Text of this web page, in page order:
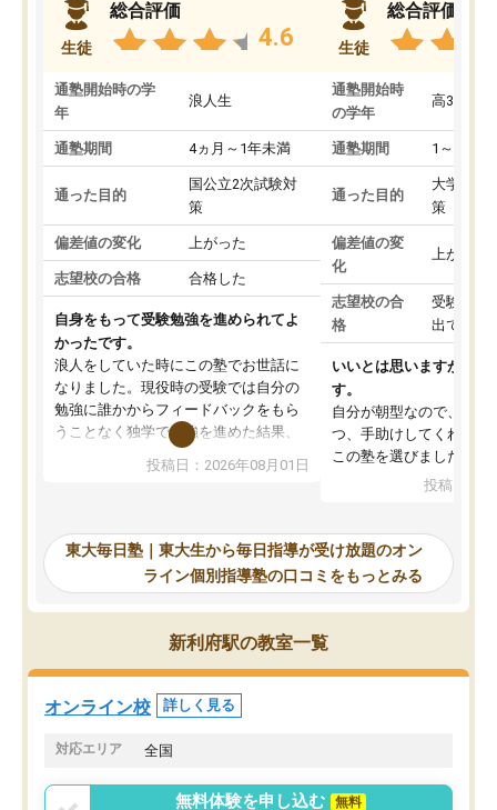
生徒
総合評価
4.6
通塾開始時の学
年
浪人生
通塾期間 4ヵ月～1年未満
通った目的
国公立2次試験対
策
偏差値の変化 上がった
志望校の合格 合格した
自身をもって受験勉強を進められてよ
かったです。
浪人をしていた時にこの塾でお世話に
なりました。現役時の受験では自分の
勉強に誰かからフィードバックをもら
うことなく独学で勉強を進めた結果、
入試本番に地歴の学習が間に合わず不
合格となってしまいました。その経験
東大毎日塾にたどり着きました。学習
の長期計画や日々の勉強のやり方につ
いて客観的なアドバイスをいただけた
ので、自信をもって受験勉強を進める
ことができました。自分のように勉強
のやり方や進捗管理で苦労している方
には特におすすめしたい塾です。
投稿日：2026年08月01日
生徒
総合評価
通塾開始時
の学年
高3
通塾期間 1～3ヵ月
通った目的
大学入学
策
偏差値の変
化
上がった
志望校の合
格
受験して
出ていな
いいとは思いますが、料
す。
自分が朝型なので、自習
つ、手助けしてくれる設
この塾を選びました。
投稿日：
東大毎日塾｜東大生から毎日指導が受け放題のオン
ライン個別指導塾の口コミをもっとみる
新利府駅の教室一覧
オンライン校 詳しく見る
対応エリア 全国
無料体験を申し込む 無料